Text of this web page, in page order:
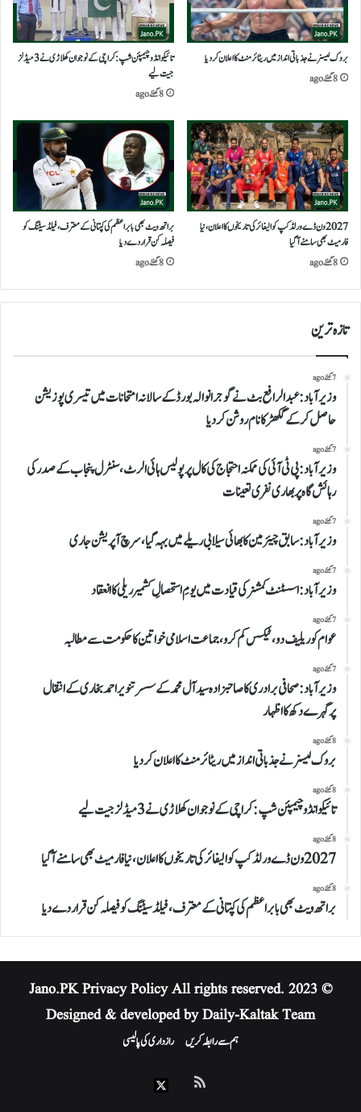
بروک لیسنر نے جذباتی انداز میں ریٹائرمنٹ کا اعلان کردیا
8 گھنٹے ago
تائیکوانڈو چیمپئن شپ: کراچی کے نوجوان کھلاڑی نے 3 میڈلز
جیت لیے
8 گھنٹے ago
2027 ون ڈے ورلڈکپ کوالیفائر کی تاریخوں کا اعلان، نیا
فارمیٹ بھی سامنے آگیا
8 گھنٹے ago
براتھ ویٹ بھی بابر اعظم کی کپتانی کے معترف، فیلڈ سیٹنگ کو
فیصلہ کن قرار دے دیا
8 گھنٹے ago
تازہ ترین
7 گھنٹے ago
وزیر آباد:عبدالرافع بٹ نے گوجرانوالہ بورڈ کے سالانہ امتحانات میں تیسری پوزیشن
حاصل کر کے گکھڑ کا نام روشن کر دیا
7 گھنٹے ago
وزیرآباد:پی ٹی آئی کی ممکنہ احتجاج کی کال پر پولیس ہائی الرٹ،سنٹرل پنجاب کے صدر کی
رہائش گاہ پر بھاری نفری تعینات
7 گھنٹے ago
وزیرآباد: سابق چیئرمین کابھائی سیلابی ریلے میں بہہ گیا، سرچ آپریشن جاری
7 گھنٹے ago
وزیرآباد:اسسٹنٹ کمشنر کی قیادت میں یومِ استحصالِ کشمیر ریلی کا انعقاد
7 گھنٹے ago
عوام کو ریلیف دو، ٹیکس کم کرو،جماعت اسلامی خواتین کا حکومت سے مطالبہ
7 گھنٹے ago
وزیرآباد:صحافی برادری کا صاحبزادہ سید آل محمد کے سسر تنویر احمد بخاری کے انتقال
پرگہرے دکھ کا اظہار
8 گھنٹے ago
بروک لیسنر نے جذباتی انداز میں ریٹائرمنٹ کا اعلان کردیا
8 گھنٹے ago
تائیکوانڈو چیمپئن شپ: کراچی کے نوجوان کھلاڑی نے 3 میڈلز جیت لیے
8 گھنٹے ago
2027 ون ڈے ورلڈکپ کوالیفائر کی تاریخوں کا اعلان، نیا فارمیٹ بھی سامنے آگیا
8 گھنٹے ago
براتھ ویٹ بھی بابر اعظم کی کپتانی کے معترف، فیلڈ سیٹنگ کو فیصلہ کن قرار دے دیا
© 2023 Jano.PK
Privacy PolicyAll rights reserved.
Designed & developed by Daily-Kaltak Team
ہم سے رابطہ کریں رازداری کی پالیسی
RSS